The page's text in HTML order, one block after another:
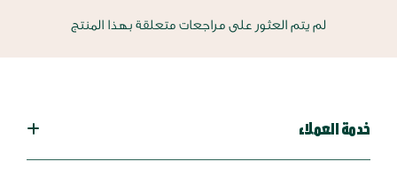
لم يتم العثور على مراجعات متعلقة بهذا المنتج
خدمة العملاء